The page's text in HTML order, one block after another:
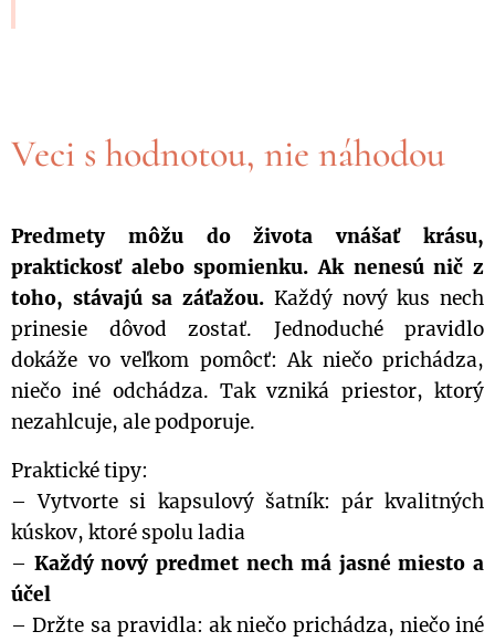
Veci s hodnotou, nie náhodou
Predmety môžu do života vnášať krásu,
praktickosť alebo spomienku. Ak nenesú nič z
toho, stávajú sa záťažou. Každý nový kus nech
prinesie dôvod zostať. Jednoduché pravidlo
dokáže vo veľkom pomôcť: Ak niečo prichádza,
niečo iné odchádza. Tak vzniká priestor, ktorý
nezahlcuje, ale podporuje.
Praktické tipy:
– Vytvorte si kapsulový šatník: pár kvalitných
kúskov, ktoré spolu ladia
– Každý nový predmet nech má jasné miesto a
účel
– Držte sa pravidla: ak niečo prichádza, niečo iné